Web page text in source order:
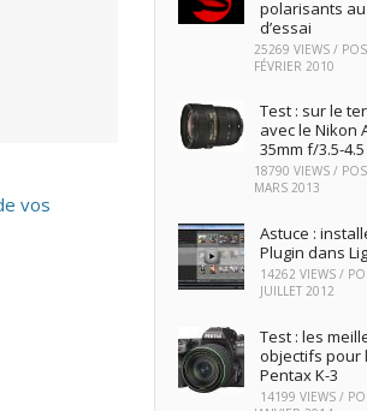
vos
polarisants
d’essai
25269 VIEWS /
FÉVRIER 2010
Test : sur le
avec le Nikon
35mm f/3.5-4.5
18790 VIEWS /
MARS 2013
Astuce :
Plugin dans
14262 VIEWS /
JUILLET 2012
Test : les
objectifs pour
Pentax K-3
14199 VIEWS /